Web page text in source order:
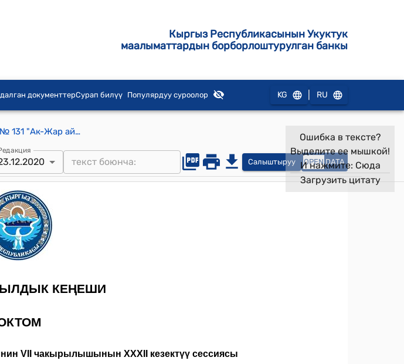
Кыргыз Республикасынын Укуктук
маалыматтардын борборлоштурулган банкы
документтерСурап билүү Популярдуу суроолор KG RU
Ак-Жар айылдык кеңешинин 2020-жылдын 23-декабрындагы № 131 "Ак-Жар айыл аймагынын социалдык-экономикалык жактан өнүктүрүү боюнча программасына кошумча планды киргизүү жөнүндө" токтому
Салыштыруу OPEN DATA
Ошибка в тексте?
Выделите ее мышкой!
И нажмите: Сюда
Загрузить цитату